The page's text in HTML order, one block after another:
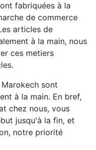
fabriquées à la
de commerce
articles de
à la main, nous
ces metiers
sont
à la main. En bref,
chez nous, vous
jusqu'à la fin, et
notre priorité